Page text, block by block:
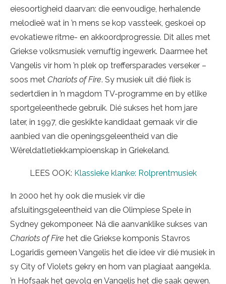
eiesoortigheid daarvan: die eenvoudige, herhalende
melodieë wat in ’n mens se kop vassteek, geskoei op
evokatiewe ritme- en akkoordprogressie. Dit alles met
Griekse volksmusiek vernuftig ingewerk. Daarmee het
Vangelis vir hom ’n plek op treffersparades verseker –
soos met Chariots of Fire. Sy musiek uit dié fliek is
sedertdien in ’n magdom TV-programme en by etlike
sportgeleenthede gebruik. Dié sukses het hom jare
later, in 1997, die geskikte kandidaat gemaak vir die
aanbied van die openingsgeleentheid van die
Wêreldatletiekkampioenskap in Griekeland.
LEES OOK: Klassieke klanke: Rolprentmusiek
In 2000 het hy ook die musiek vir die
afsluitingsgeleentheid van die Olimpiese Spele in
Sydney gekomponeer. Ná die aanvanklike sukses van
Chariots of Fire het die Griekse komponis Stavros
Logaridis gemeen Vangelis het die idee vir dié musiek in
sy City of Violets gekry en hom van plagiaat aangekla.
’n Hofsaak het gevolg en Vangelis het die saak gewen.